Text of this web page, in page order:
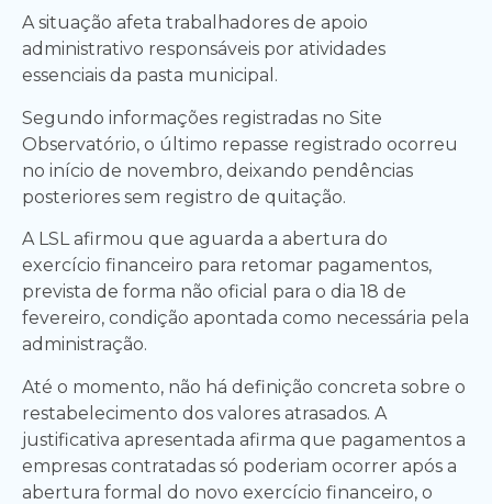
A situação afeta trabalhadores de apoio
administrativo responsáveis por atividades
essenciais da pasta municipal.
Segundo informações registradas no Site
Observatório, o último repasse registrado ocorreu
no início de novembro, deixando pendências
posteriores sem registro de quitação.
A LSL afirmou que aguarda a abertura do
exercício financeiro para retomar pagamentos,
prevista de forma não oficial para o dia 18 de
fevereiro, condição apontada como necessária pela
administração.
Até o momento, não há definição concreta sobre o
restabelecimento dos valores atrasados. A
justificativa apresentada afirma que pagamentos a
empresas contratadas só poderiam ocorrer após a
abertura formal do novo exercício financeiro, o